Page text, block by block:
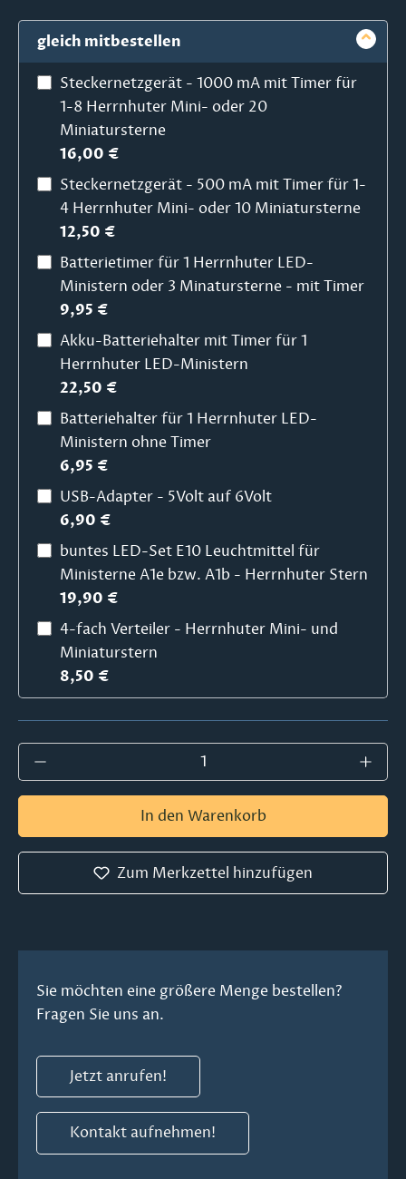
gleich mitbestellen
Steckernetzgerät - 1000 mA mit Timer für
1-8 Herrnhuter Mini- oder 20
Miniatursterne
16,00 €
Steckernetzgerät - 500 mA mit Timer für 1-
4 Herrnhuter Mini- oder 10 Miniatursterne
12,50 €
Batterietimer für 1 Herrnhuter LED-
Ministern oder 3 Minatursterne - mit Timer
9,95 €
Akku-Batteriehalter mit Timer für 1
Herrnhuter LED-Ministern
22,50 €
Batteriehalter für 1 Herrnhuter LED-
Ministern ohne Timer
6,95 €
USB-Adapter - 5Volt auf 6Volt
6,90 €
buntes LED-Set E10 Leuchtmittel für
Ministerne A1e bzw. A1b - Herrnhuter Stern
19,90 €
4-fach Verteiler - Herrnhuter Mini- und
Miniaturstern
8,50 €
Produkt Anzahl: Gib den gewünschten
In den Warenkorb
Zum Merkzettel hinzufügen
Sie möchten eine größere Menge bestellen?
Fragen Sie uns an.
Jetzt anrufen!
Kontakt aufnehmen!